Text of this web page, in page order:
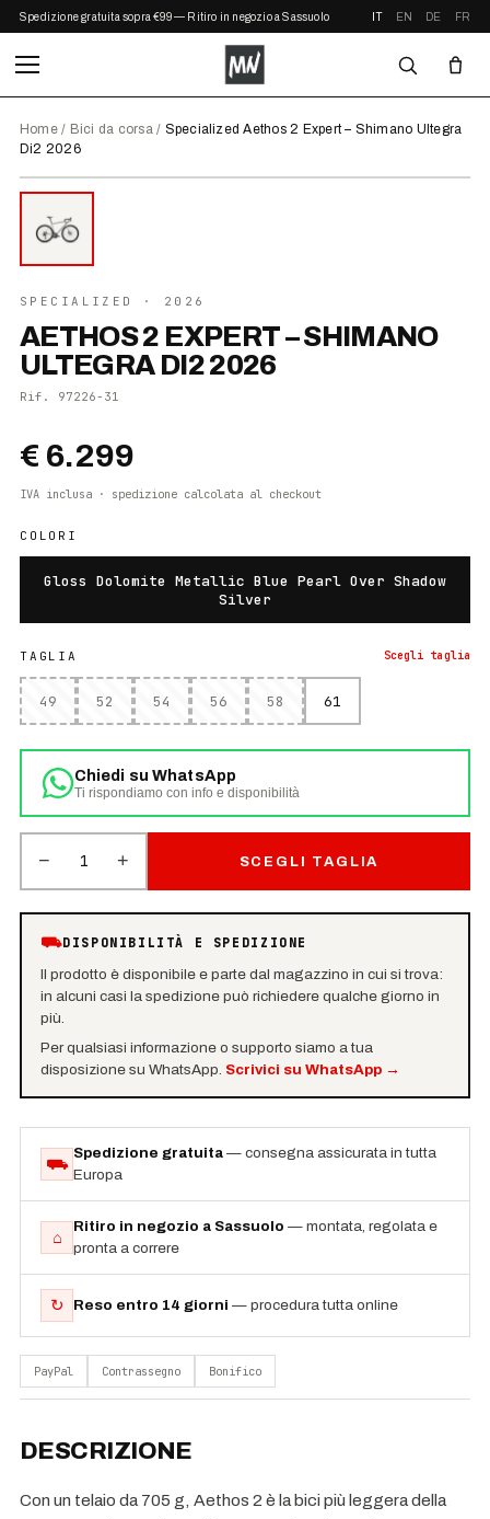
Spedizione gratuita sopra €99 — Ritiro in negozio a Sassuolo IT EN DE FR
Home/ Bici da corsa/ Specialized Aethos 2 Expert – Shimano Ultegra
Di2 2026
SPECIALIZED · 2026
AETHOS 2 EXPERT – SHIMANO
ULTEGRA DI2 2026
Rif. 97226-31
€ 6.299
IVA inclusa · spedizione calcolata al checkout
COLORI
Gloss Dolomite Metallic Blue Pearl Over Shadow
Silver
TAGLIA Scegli taglia
49 52 54 56 58 61
Chiedi su WhatsApp
Ti rispondiamo con info e disponibilità
− 1 + SCEGLI TAGLIA
⛟DISPONIBILITÀ E SPEDIZIONE
Il prodotto è disponibile e parte dal magazzino in cui si trova:
in alcuni casi la spedizione può richiedere qualche giorno in
più.
Per qualsiasi informazione o supporto siamo a tua
disposizione su WhatsApp. Scrivici su WhatsApp→
⛟
Spedizione gratuita — consegna assicurata in tutta
Europa
⌂
Ritiro in negozio a Sassuolo — montata, regolata e
pronta a correre
↻ Reso entro 14 giorni — procedura tutta online
PayPal Contrassegno Bonifico
DESCRIZIONE
Con un telaio da 705 g, Aethos 2 è la bici più leggera della